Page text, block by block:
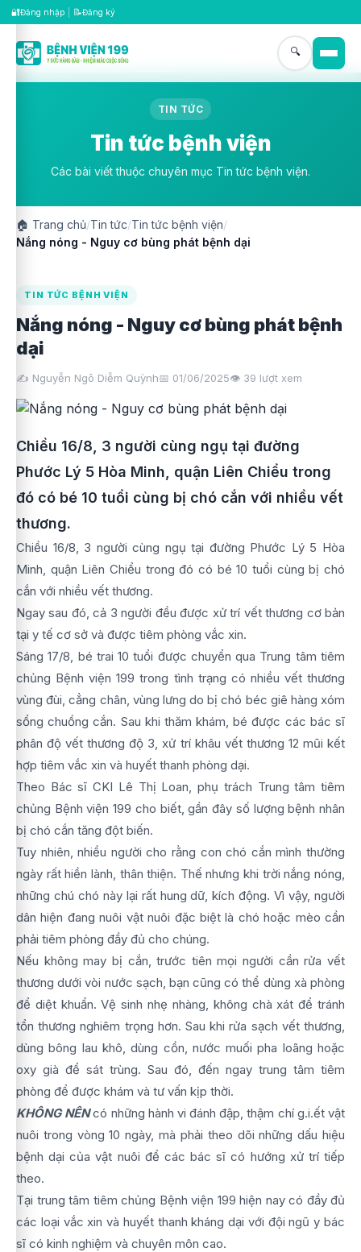
🔐Đăng nhập 📝Đăng ký
🔍
TIN TỨC
Tin tức bệnh viện
Các bài viết thuộc chuyên mục Tin tức bệnh viện.
🏠 Trang chủ/Tin tức/Tin tức bệnh viện/
Nắng nóng - Nguy cơ bùng phát bệnh dại
TIN TỨC BỆNH VIỆN
Nắng nóng - Nguy cơ bùng phát bệnh
dại
✍️ Nguyễn Ngô Diễm Quỳnh📅 01/06/2025👁️ 39 lượt xem
Chiều 16/8, 3 người cùng ngụ tại đường
Phước Lý 5 Hòa Minh, quận Liên Chiểu trong
đó có bé 10 tuổi cùng bị chó cắn với nhiều vết
thương.
Chiều 16/8, 3 người cùng ngụ tại đường Phước Lý 5 Hòa
Minh, quận Liên Chiểu trong đó có bé 10 tuổi cùng bị chó
cắn với nhiều vết thương.
Ngay sau đó, cả 3 người đều được xử trí vết thương cơ bản
tại y tế cơ sở và được tiêm phòng vắc xin.
Sáng 17/8, bé trai 10 tuổi được chuyển qua Trung tâm tiêm
chủng Bệnh viện 199 trong tình trạng có nhiều vết thương
vùng đùi, cẳng chân, vùng lưng do bị chó béc giê hàng xóm
sổng chuồng cắn. Sau khi thăm khám, bé được các bác sĩ
phân độ vết thương độ 3, xử trí khâu vết thương 12 mũi kết
hợp tiêm vắc xin và huyết thanh phòng dại.
Theo Bác sĩ CKI Lê Thị Loan, phụ trách Trung tâm tiêm
chủng Bệnh viện 199 cho biết, gần đây số lượng bệnh nhân
bị chó cắn tăng đột biến.
Tuy nhiên, nhiều người cho rằng con chó cắn mình thường
ngày rất hiền lành, thân thiện. Thế nhưng khi trời nắng nóng,
những chú chó này lại rất hung dữ, kích động. Vì vậy, người
dân hiện đang nuôi vật nuôi đặc biệt là chó hoặc mèo cần
phải tiêm phòng đầy đủ cho chúng.
Nếu không may bị cắn, trước tiên mọi người cần rửa vết
thương dưới vòi nước sạch, bạn cũng có thể dùng xà phòng
để diệt khuẩn. Vệ sinh nhẹ nhàng, không chà xát để tránh
tổn thương nghiêm trọng hơn. Sau khi rửa sạch vết thương,
dùng bông lau khô, dùng cồn, nước muối pha loãng hoặc
oxy già để sát trùng. Sau đó, đến ngay trung tâm tiêm
phòng để được khám và tư vấn kịp thời.
KHÔNG NÊNcó những hành vi đánh đập, thậm chí g.i.ết vật
nuôi trong vòng 10 ngày, mà phải theo dõi những dấu hiệu
bệnh dại của vật nuôi để các bác sĩ có hướng xử trí tiếp
theo.
Tại trung tâm tiêm chủng Bệnh viện 199 hiện nay có đầy đủ
các loại vắc xin và huyết thanh kháng dại với đội ngũ y bác
sĩ có kinh nghiệm và chuyên môn cao.